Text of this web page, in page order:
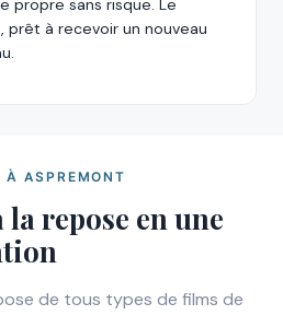
propre sans risque. Le
à recevoir un nouveau
À ASPREMONT
la repose en une
de tous types de films de